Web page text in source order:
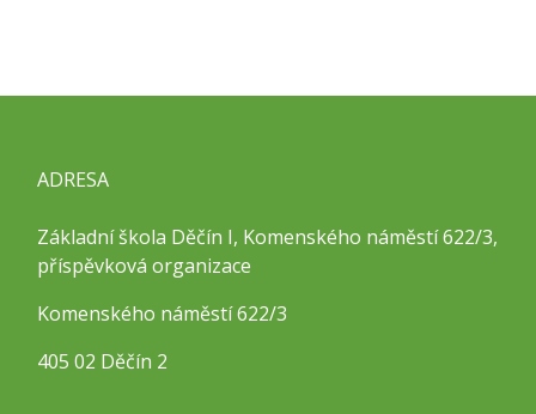
ADRESA
Základní škola Děčín I, Komenského náměstí 622/3,
příspěvková organizace
Komenského náměstí 622/3
405 02 Děčín 2